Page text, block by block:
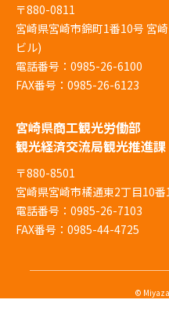
〒880-0811
宮崎県宮崎市錦町1番10号 宮
ビル)
電話番号：0985-26-6100
FAX番号：0985-26-6123
宮崎県商工観光労働部
観光経済交流局観光推進課
〒880-8501
宮崎県宮崎市橘通東2丁目10番
電話番号：0985-26-7103
FAX番号：0985-44-4725
©